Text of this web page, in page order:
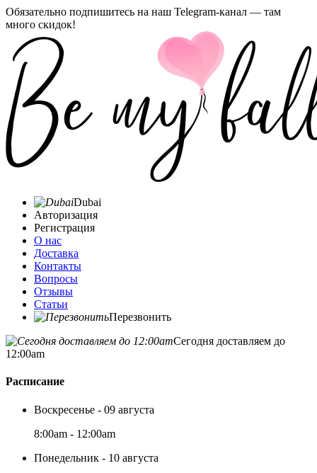
Обязательно подпишитесь на наш Telegram-канал — там
много скидок!
Dubai
Авторизация
Регистрация
О нас
Доставка
Контакты
Вопросы
Отзывы
Статьи
Перезвонить
Сегодня доставляем до
12:00am
Расписание
Воскресенье - 09 августа
8:00am - 12:00am
Понедельник - 10 августа